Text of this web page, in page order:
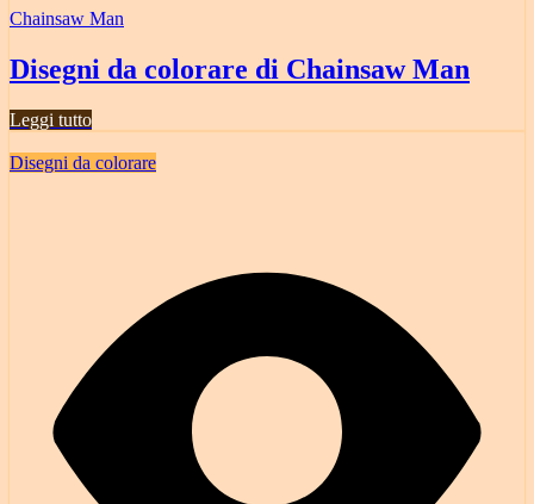
Chainsaw Man
Disegni da colorare di Chainsaw Man
Leggi tutto
Disegni da colorare